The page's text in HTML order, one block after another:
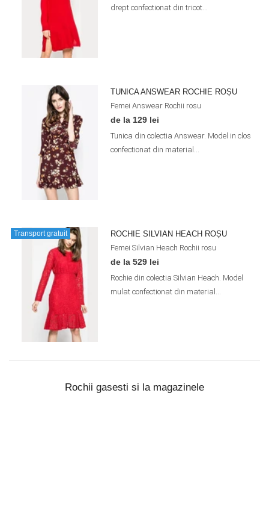
drept confectionat din tricot...
TUNICA ANSWEAR ROCHIE ROȘU
Femei Answear Rochii rosu
de la 129 lei
Tunica din colectia Answear. Model in clos
confectionat din material...
Transport gratuit
ROCHIE SILVIAN HEACH ROȘU
Femei Silvian Heach Rochii rosu
de la 529 lei
Rochie din colectia Silvian Heach. Model
mulat confectionat din material...
Rochii gasesti si la magazinele